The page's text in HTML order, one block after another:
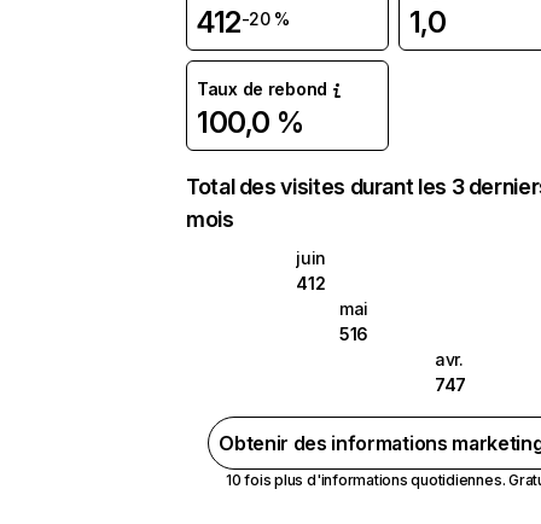
412-20 % 1,0
Taux de rebond
100,0 %
Total des visites durant les 3
mois
juin
412
mai
516
avr.
747
Obtenir des informations
10 fois plus d'informations quotidiennes.